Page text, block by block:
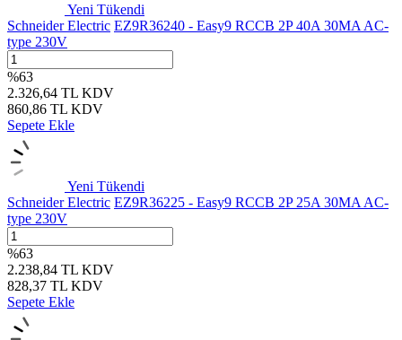
Yeni Tükendi
Schneider Electric EZ9R36240 - Easy9 RCCB 2P 40A 30MA AC-
type 230V
%63
2.326,64 TL KDV
860,86 TL KDV
Sepete Ekle
Yeni Tükendi
Schneider Electric EZ9R36225 - Easy9 RCCB 2P 25A 30MA AC-
type 230V
%63
2.238,84 TL KDV
828,37 TL KDV
Sepete Ekle